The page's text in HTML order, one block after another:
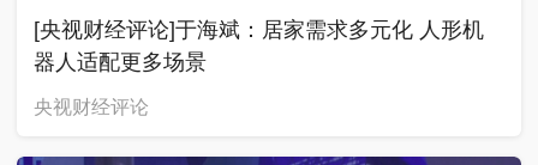
[央视财经评论]于海斌：居家需求多元化 人形机
器人适配更多场景
央视财经评论